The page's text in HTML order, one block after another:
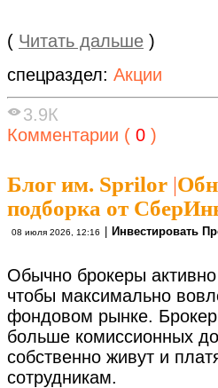
( Читать дальше )
спецраздел: Акции
3.9К
Комментарии ( 0 )
Блог им. Sprilor |
подборка от
08 июля 2026, 12:16 | Инвестировать
Обычно брокеры
чтобы максимально
фондовом рынке.
больше комиссионных
собственно живут и
сотрудникам.